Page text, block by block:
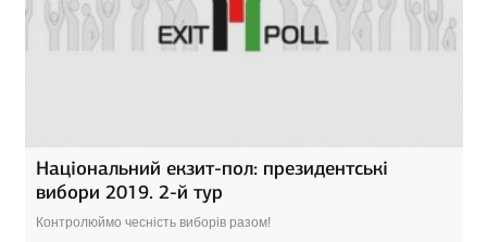
Національний екзит-пол: президентські
вибори 2019. 2-й тур
Контролюймо чесність виборів разом!